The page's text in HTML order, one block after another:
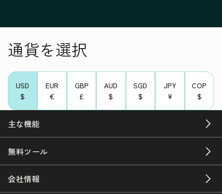
通貨を選択
USD
$
EUR
€
GBP
£
AUD
$
SGD
$
JPY
¥
COP
$
主な機能
無料ツール
会社情報